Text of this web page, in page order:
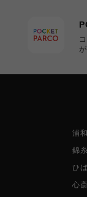
浦
錦
ひ
心